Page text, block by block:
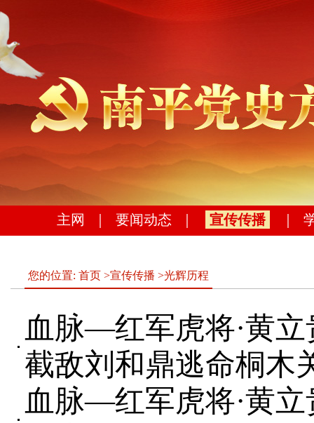
主网 要闻动态 宣传传播
您的位置: 首页 >宣传传播 >光辉历程
血脉—红军虎将·黄
截敌刘和鼎逃命桐木
血脉—红军虎将·黄